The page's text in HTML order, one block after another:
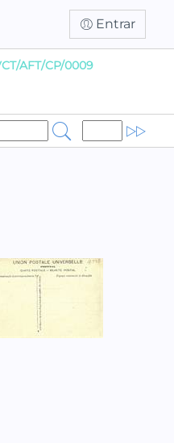
Entrar
AFT/CP/0009